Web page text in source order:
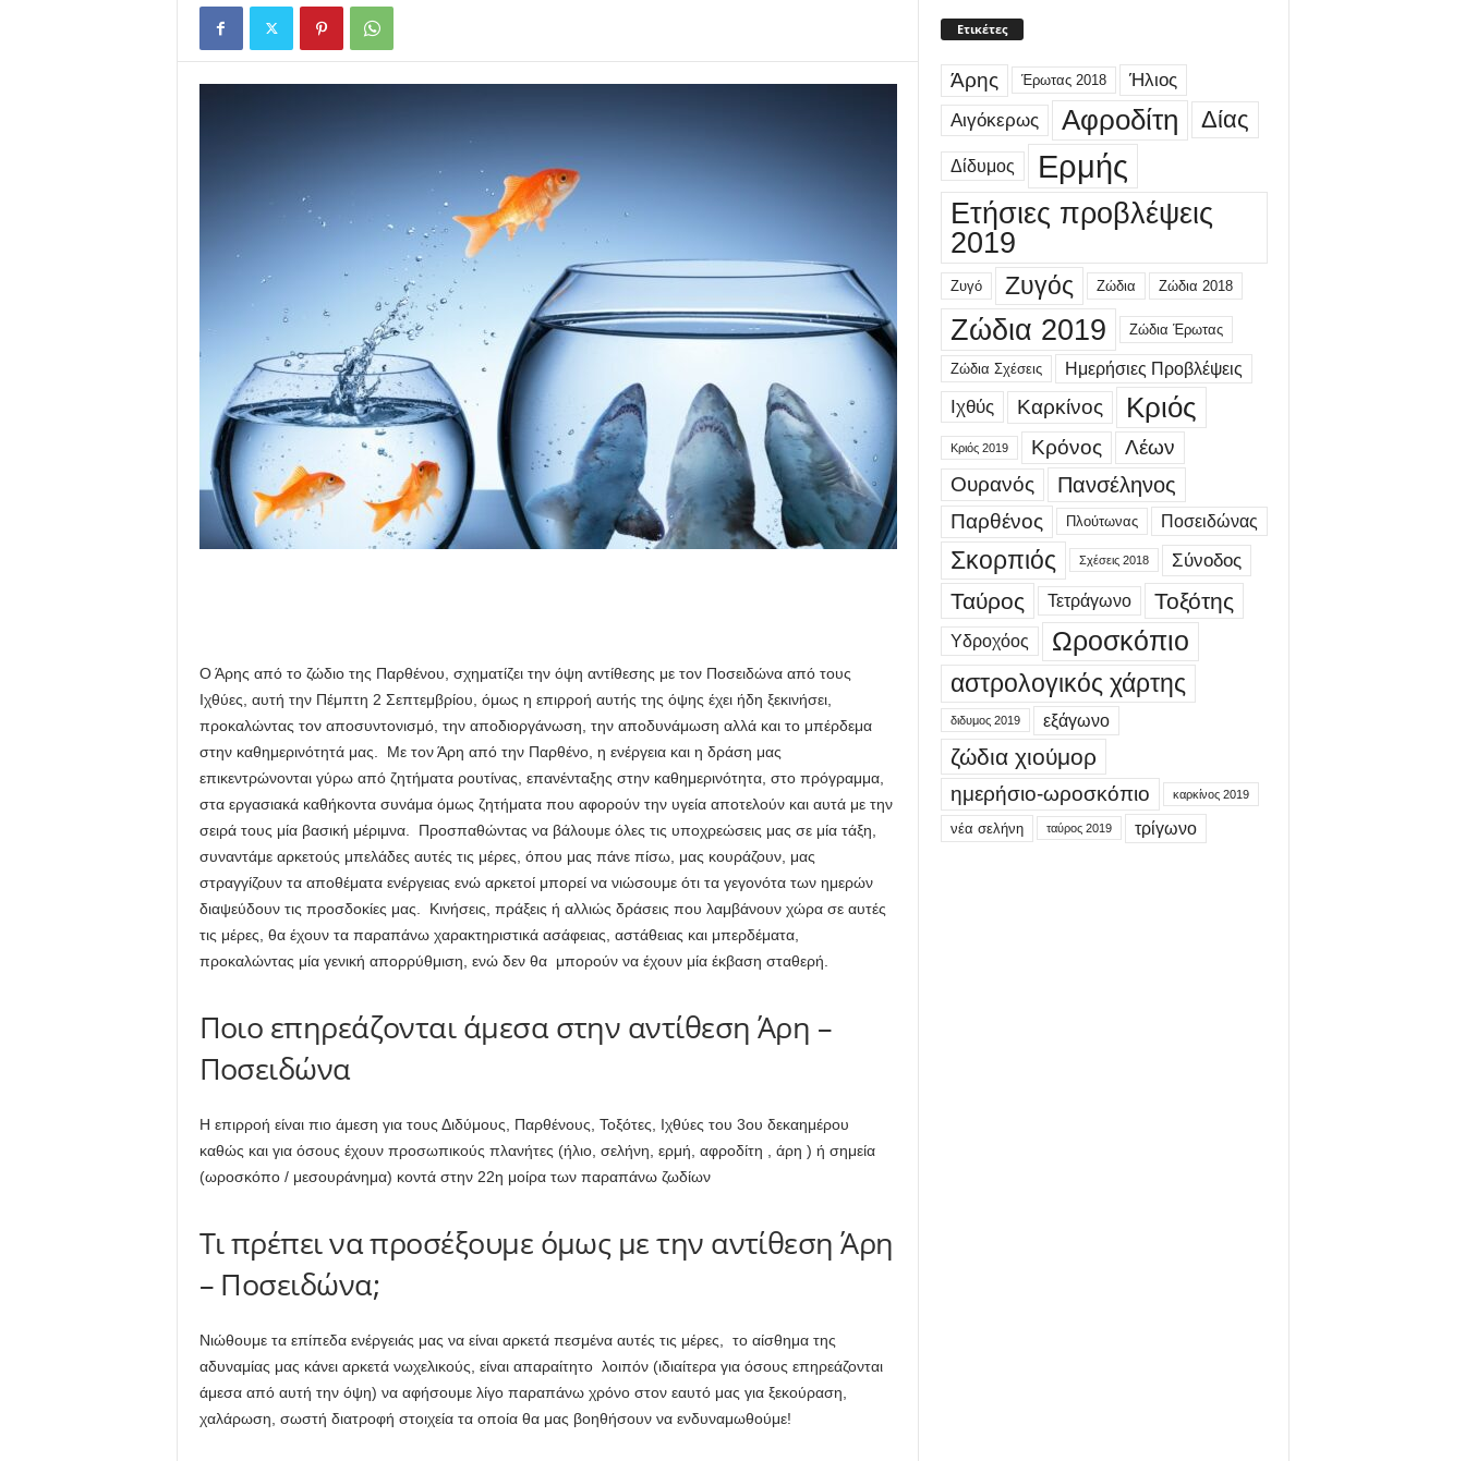
Ο Άρης από το ζώδιο της Παρθένου, σχηματίζει την όψη αντίθεσης με τον Ποσειδώνα από τους
Ιχθύες, αυτή την Πέμπτη 2 Σεπτεμβρίου, όμως η επιρροή αυτής της όψης έχει ήδη ξεκινήσει,
προκαλώντας τον αποσυντονισμό, την αποδιοργάνωση, την αποδυνάμωση αλλά και το μπέρδεμα
στην καθημερινότητά μας. Με τον Άρη από την Παρθένο, η ενέργεια και η δράση μας
επικεντρώνονται γύρω από ζητήματα ρουτίνας, επανένταξης στην καθημερινότητα, στο πρόγραμμα,
στα εργασιακά καθήκοντα συνάμα όμως ζητήματα που αφορούν την υγεία αποτελούν και αυτά με την
σειρά τους μία βασική μέριμνα. Προσπαθώντας να βάλουμε όλες τις υποχρεώσεις μας σε μία τάξη,
συναντάμε αρκετούς μπελάδες αυτές τις μέρες, όπου μας πάνε πίσω, μας κουράζουν, μας
στραγγίζουν τα αποθέματα ενέργειας ενώ αρκετοί μπορεί να νιώσουμε ότι τα γεγονότα των ημερών
διαψεύδουν τις προσδοκίες μας. Κινήσεις, πράξεις ή αλλιώς δράσεις που λαμβάνουν χώρα σε αυτές
τις μέρες, θα έχουν τα παραπάνω χαρακτηριστικά ασάφειας, αστάθειας και μπερδέματα,
προκαλώντας μία γενική απορρύθμιση, ενώ δεν θα μπορούν να έχουν μία έκβαση σταθερή.
Ποιο επηρεάζονται άμεσα στην αντίθεση Άρη –
Ποσειδώνα
Η επιρροή είναι πιο άμεση για τους Διδύμους, Παρθένους, Τοξότες, Ιχθύες του 3ου δεκαημέρου
καθώς και για όσους έχουν προσωπικούς πλανήτες (ήλιο, σελήνη, ερμή, αφροδίτη , άρη ) ή σημεία
(ωροσκόπο / μεσουράνημα) κοντά στην 22η μοίρα των παραπάνω ζωδίων
Τι πρέπει να προσέξουμε όμως με την αντίθεση Άρη
– Ποσειδώνα;
Νιώθουμε τα επίπεδα ενέργειάς μας να είναι αρκετά πεσμένα αυτές τις μέρες, το αίσθημα της
αδυναμίας μας κάνει αρκετά νωχελικούς, είναι απαραίτητο λοιπόν (ιδιαίτερα για όσους επηρεάζονται
άμεσα από αυτή την όψη) να αφήσουμε λίγο παραπάνω χρόνο στον εαυτό μας για ξεκούραση,
χαλάρωση, σωστή διατροφή στοιχεία τα οποία θα μας βοηθήσουν να ενδυναμωθούμε!
Ετικέτες
Άρης Έρωτας 2018
Ήλιος
Αιγόκερως
Αφροδίτη Δίας
Δίδυμος Ερμής
Ετήσιες προβλέψεις
2019
Ζυγό Ζυγός Ζώδια Ζώδια 2018
Ζώδια 2019 Ζώδια Έρωτας
Ζώδια Σχέσεις Ημερήσιες Προβλέψεις
Ιχθύς Καρκίνος Κριός
Κριός 2019 Κρόνος
Λέων
Ουρανός
Πανσέληνος
Παρθένος Πλούτωνας Ποσειδώνας
Σκορπιός Σχέσεις 2018 Σύνοδος
Ταύρος Τετράγωνο Τοξότης
Υδροχόος Ωροσκόπιο
αστρολογικός χάρτης
διδυμος 2019 εξάγωνο
ζώδια χιούμορ
ημερήσιο-ωροσκόπιο καρκίνος 2019
νέα σελήνη ταύρος 2019 τρίγωνο